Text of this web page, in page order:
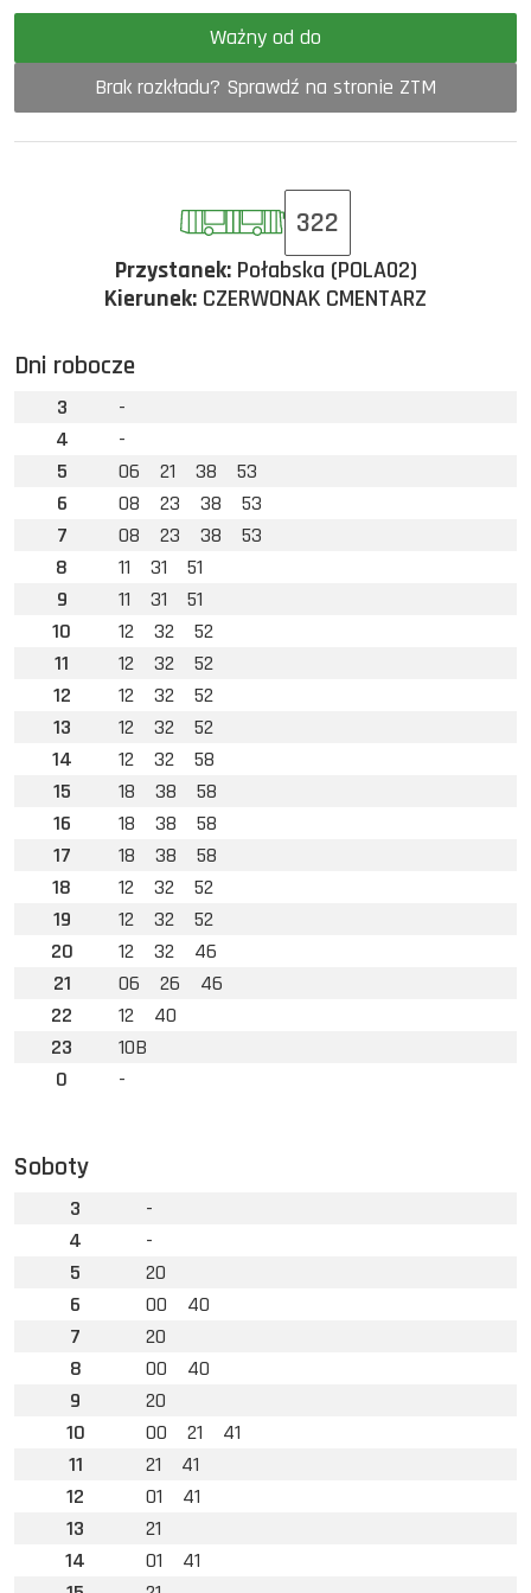
Ważny od do
Brak rozkładu? Sprawdź na stronie ZTM
322
Przystanek:Połabska (POLA02)
Kierunek: CZERWONAK CMENTARZ
Dni robocze
3
-
4
-
5
06 21 38
53
6
08 23 38
53
7
08 23 38
53
8
11 31
51
9
11 31
51
10
12 32
52
11
12 32
52
12
12 32
52
13
12 32
52
14
12 32
58
15
18 38
58
16
18 38
58
17
18 38
58
18
12 32
52
19
12 32
52
20
12 32
46
21
06 26
46
22
12
40
23
10B
0
-
Soboty
3
-
4
-
5
20
6
00
40
7
20
8
00
40
9
20
10
00 21
41
11
21
41
12
01
41
13
21
14
01
41